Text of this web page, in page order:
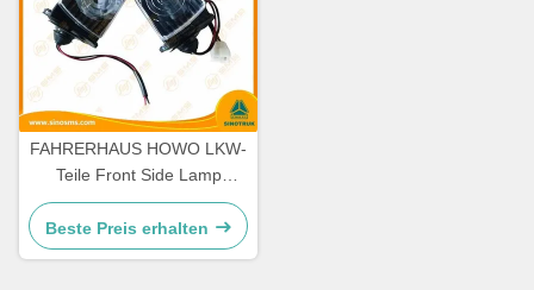
FAHRERHAUS HOWO LKW-
Teile Front Side Lamp
WG9719790005/0008
Beste Preis erhalten